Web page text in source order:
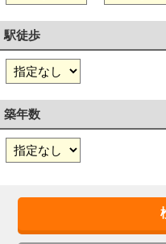
駅徒歩
築年数